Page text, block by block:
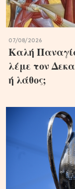
07/08/2026
Καλή
λέμε τον
ή λάθος;